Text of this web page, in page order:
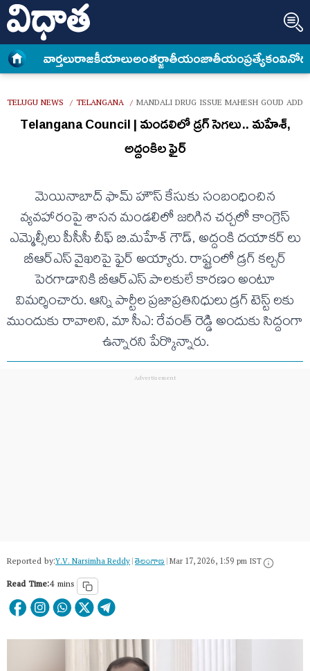
వార్త‌లురాజకీయాలుఅంత‌ర్జాతీయంజాతీయంప్రత్యేకం
TELUGU NEWS / TELANGANA / MANDALI DRUG ISSUE MAHESH GOUD
Telangana Council | మండలిలో డ్రగ్ సెగలు.. మహేశ్,
అద్దంకిల ఫైర్
మెయినాబాద్ ఫామ్ హౌస్ కేసుకు సంబంధించిన
వ్యవహారంపై శాసన మండలిలో జరిగిన చర్చలో కాంగ్రెస్
ఎమ్మెల్సీలు పీసీసీ చీఫ్ బి.మహేశ్ గౌడ్, అద్దంకి దయాకర్ లు
బీఆర్ఎస్ వైఖరిపై ఫైర్ అయ్యారు. రాష్ట్రంలో డ్రగ్ కల్చర్
పెరగాడానికి బీఆర్ఎస్ పాలకులే కారణం అంటూ
విమర్శించారు. ఆన్ని పార్టీల ప్రజాప్రతినిధులు డ్రగ్ టెస్ట్ లకు
ముందుకు రావాలని, మా సీఎ: రేవంత్ రెడ్డి అందుకు సిద్దంగా
ఉన్నారని పేర్కొన్నారు.
Reported by:Y.V. Narsimha Reddy|తెలంగాణ‌|Mar 17, 2026, 1:59 pm IST
Read Time:4 mins